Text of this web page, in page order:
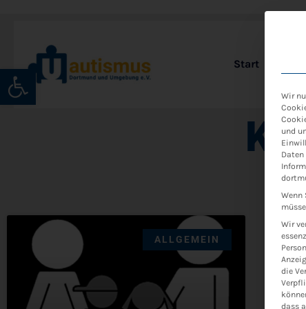
Open toolbar Start
ALLGEMEIN
Wir
und
Wenn
Wir
die
dass